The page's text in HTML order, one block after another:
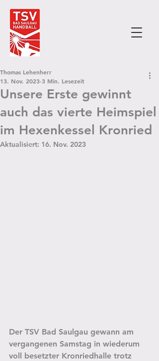
Unsere Erste gewinnt
auch das vierte Heimspiel
im Hexenkessel Kronried
Thomas Lehenherr
13. Nov. 2023 3 Min. Lesezeit
Aktualisiert: 16. Nov. 2023
Der TSV Bad Saulgau gewann am
vergangenen Samstag in wiederum
voll besetzter Kronriedhalle trotz